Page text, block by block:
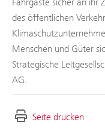
Fahrgäste sicher an ihr
des öffentlichen
Menschen und Güter
Strategische
AG.
Seite drucken